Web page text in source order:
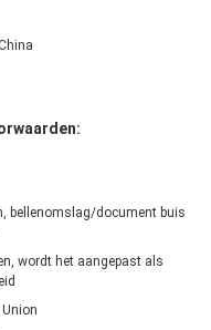
bellenomslag/document buis
wordt het aangepast als